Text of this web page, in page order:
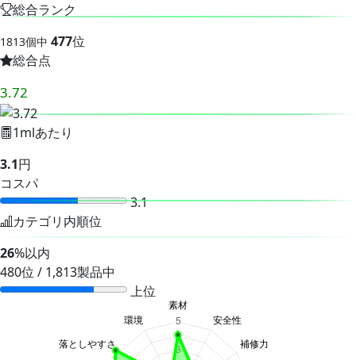
総合ランク
1813個中 477位
総合点
3.72
1mlあたり
3.1円
コスパ
3.1
カテゴリ内順位
26%以内
480位 / 1,813製品中
上位